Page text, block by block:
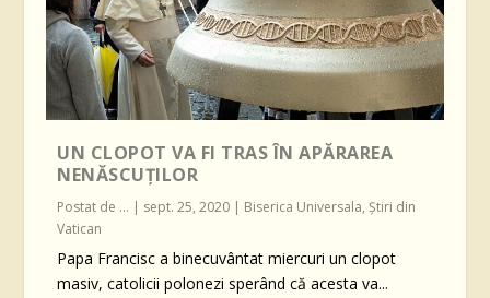
UN CLOPOT VA FI TRAS ÎN APĂRAREA
NENĂSCUȚILOR
Postat de ... | sept. 25, 2020 | Biserica Universala,Știri din
Vatican
Papa Francisc a binecuvântat miercuri un clopot
masiv, catolicii polonezi sperând că acesta va...